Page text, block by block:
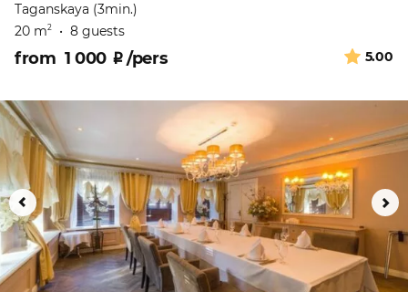
Taganskaya (3min.)
20 m2 • 8 guests
5.00
from 1 000 ₽/pers